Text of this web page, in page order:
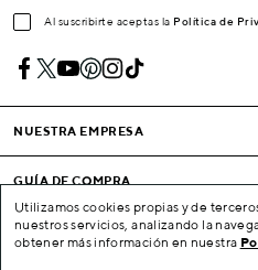
Al suscribirte aceptas la Política de
NUESTRA EMPRESA
GUÍA DE COMPRA
CONDICIONES Y EMPRESA
Utilizamos cookies propias y de
nuestros servicios, analizando la
obtener más información en nuestra